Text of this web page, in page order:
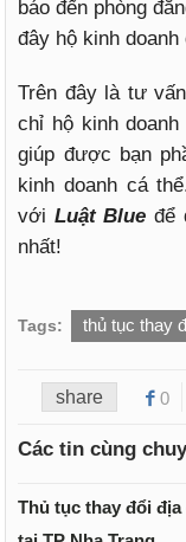
báo đến phòng
đây hộ kinh doanh
Trên đây là tư
chỉ hộ kinh
giúp được bạn
kinh doanh cá
với Luật Blue để
nhất!
Tags: thủ tục thay
share 0
Các tin cùng
Thủ tục thay đổi